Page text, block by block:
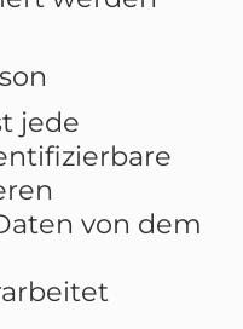
jede
von dem